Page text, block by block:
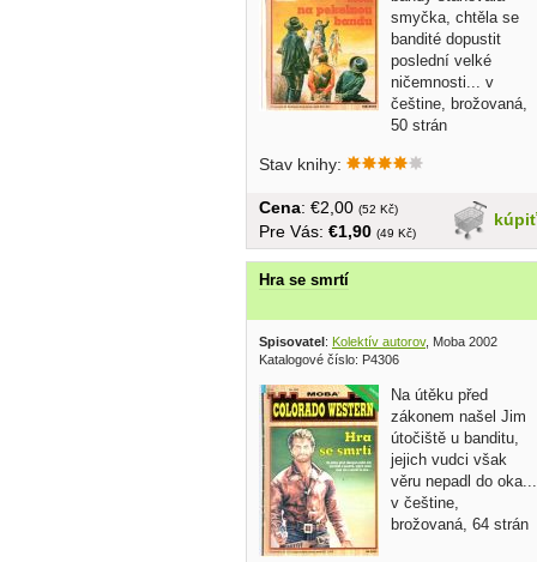
smyčka, chtěla se
bandité dopustit
poslední velké
ničemnosti... v
češtine, brožovaná,
50 strán
Stav knihy:
kúpiť
Cena: €2,00 (52 Kč)
Pre Vás: €1,90 (49 Kč)
Hra se smrtí
Spisovatel: Kolektív autorov, Moba 2002
Katalogové číslo: P4306
Na útěku před
zákonem našel Jim
útočiště u banditu,
jejich vudci však
věru nepadl do oka...
v češtine,
brožovaná, 64 strán